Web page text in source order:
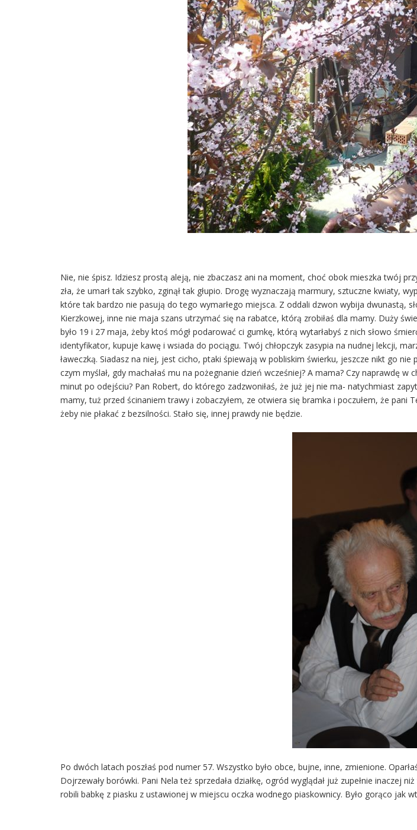
Nie, nie śpisz. Idziesz prostą aleją, nie zbaczasz ani na moment, choć obok mieszka twój
zła, że umarł tak szybko, zginął tak głupio. Drogę wyznaczają marmury, sztuczne kwiaty,
które tak bardzo nie pasują do tego wymarłego miejsca. Z oddali dzwon wybija dwunastą,
Kierzkowej, inne nie maja szans utrzymać się na rabatce, którą zrobiłaś dla mamy. Duży
było 19 i 27 maja, żeby ktoś mógł podarować ci gumkę, którą wytarłabyś z nich słowo
identyfikator, kupuje kawę i wsiada do pociągu. Twój chłopczyk zasypia na nudnej lekcji,
ławeczką. Siadasz na niej, jest cicho, ptaki śpiewają w pobliskim świerku, jeszcze nikt go
czym myślał, gdy machałaś mu na pożegnanie dzień wcześniej? A mama? Czy naprawdę
minut po odejściu? Pan Robert, do którego zadzwoniłaś, że już jej nie ma- natychmiast
mamy, tuż przed ścinaniem trawy i zobaczyłem, ze otwiera się bramka i poczułem, że pani
żeby nie płakać z bezsilności. Stało się, innej prawdy nie będzie.
Po dwóch latach poszłaś pod numer 57. Wszystko było obce, bujne, inne, zmienione.
Dojrzewały borówki. Pani Nela też sprzedała działkę, ogród wyglądał już zupełnie inaczej
robili babkę z piasku z ustawionej w miejscu oczka wodnego piaskownicy. Było gorąco jak